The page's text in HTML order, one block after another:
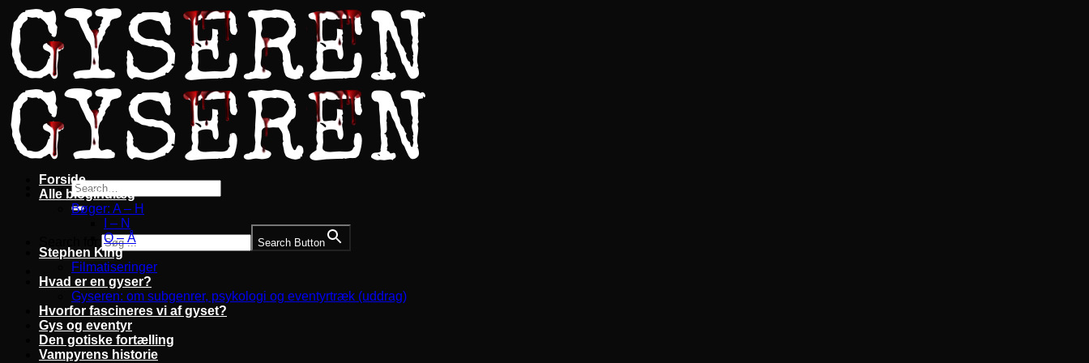
Fortsæt
til
indhold
Search Button
Forside
Alle blogindlæg
Bøger: A – H
I – N
O – Å
Stephen King
Filmatiseringer
Hvad er en gyser?
Gyseren: om subgenrer, psykologi og eventyrtræk (uddrag)
Hvorfor fascineres vi af gyset?
Gys og eventyr
Den gotiske fortælling
Vampyrens historie